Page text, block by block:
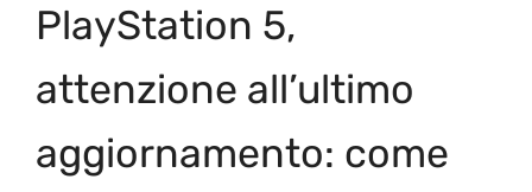
PlayStation 5,
attenzione all’ultimo
aggiornamento: come